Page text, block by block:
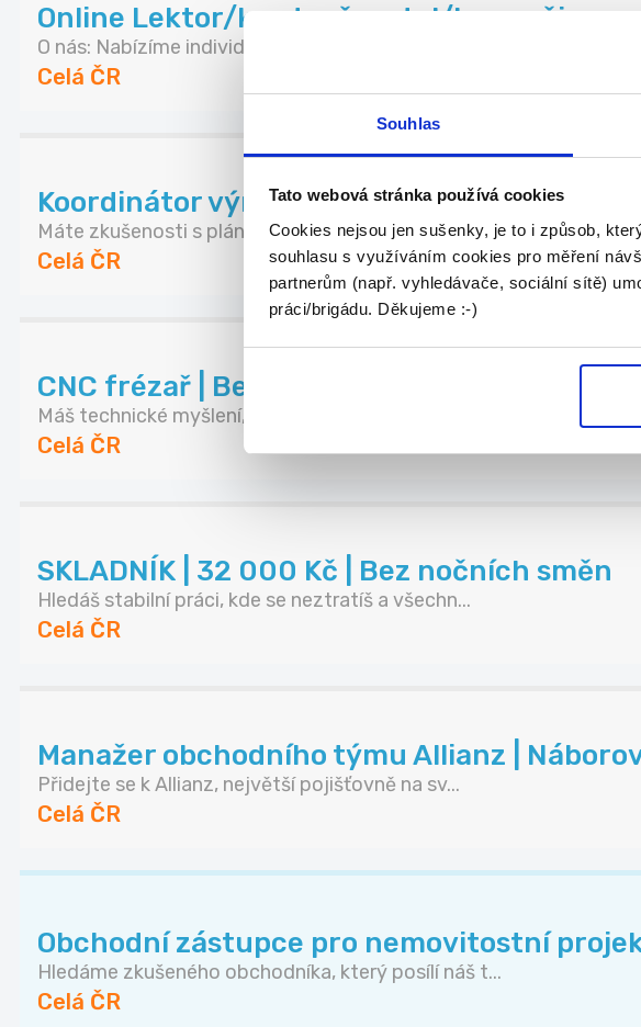
Souhlas
Tato webová stránka používá cookies
Cookies nejsou jen sušenky, je to i způsob,
souhlasu s využíváním cookies pro měření
partnerům (např. vyhledávače, sociální sítě)
práci/brigádu. Děkujeme :-)
Online Lektor/ka, doučovatel/ka-m, čj
O nás: Nabízíme individuální doučování pro každ...
Celá ČR
Koordinátor výroby | potravinářství | 60 000
Máte zkušenosti s plánováním a řízením výroby? P...
Celá ČR
CNC frézař | Bez nočních směn
Máš technické myšlení, baví tě stroje a chceš pr...
Celá ČR
SKLADNÍK | 32 000 Kč | Bez nočních směn
Hledáš stabilní práci, kde se neztratíš a všechn...
Celá ČR
Manažer obchodního týmu Allianz |
Přidejte se k Allianz, největší pojišťovně na sv...
Celá ČR
Obchodní zástupce pro nemovitostní
Hledáme zkušeného obchodníka, který posílí náš t...
Celá ČR